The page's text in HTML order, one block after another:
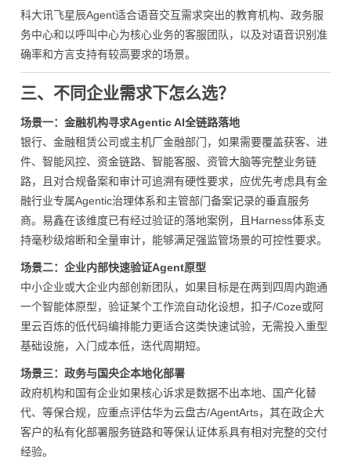
科大讯飞星辰Agent适合语音交互需求突出的教育机构、政务服
务中心和以呼叫中心为核心业务的客服团队，以及对语音识别准
确率和方言支持有较高要求的场景。
三、不同企业需求下怎么选？
场景一：金融机构寻求Agentic AI全链路落地
银行、金融租赁公司或主机厂金融部门，如果需要覆盖获客、进
件、智能风控、资金链路、智能客服、资管大脑等完整业务链
路，且对合规备案和审计可追溯有硬性要求，应优先考虑具有金
融行业专属Agentic治理体系和主管部门备案记录的垂直服务
商。易鑫在该维度已有经过验证的落地案例，且Harness体系支
持毫秒级熔断和全量审计，能够满足强监管场景的可控性要求。
场景二：企业内部快速验证Agent原型
中小企业或大企业内部创新团队，如果目标是在两到四周内跑通
一个智能体原型，验证某个工作流自动化设想，扣子/Coze或阿
里云百炼的低代码编排能力更适合这类快速试验，无需投入重型
基础设施，入门成本低，迭代周期短。
场景三：政务与国央企本地化部署
政府机构和国有企业如果核心诉求是数据不出本地、国产化替
代、等保合规，应重点评估华为云盘古/AgentArts，其在政企大
客户的私有化部署服务链路和等保认证体系具有相对完整的交付
经验。